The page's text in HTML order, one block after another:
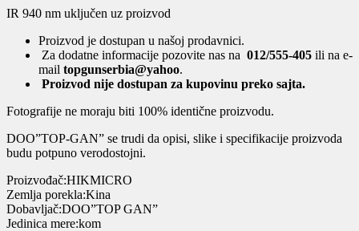
IR 940 nm uključen uz proizvod
Proizvod je dostupan u našoj prodavnici.
Za dodatne informacije pozovite nas na 012/555-405 ili na e-
mail topgunserbia@yahoo.
Proizvod nije dostupan za kupovinu preko sajta.
Fotografije ne moraju biti 100% identične proizvodu.
DOO”TOP-GAN” se trudi da opisi, slike i specifikacije proizvoda
budu potpuno verodostojni.
Proizvođač:HIKMICRO
Zemlja porekla:Kina
Dobavljač:DOO”TOP GAN”
Jedinica mere:kom